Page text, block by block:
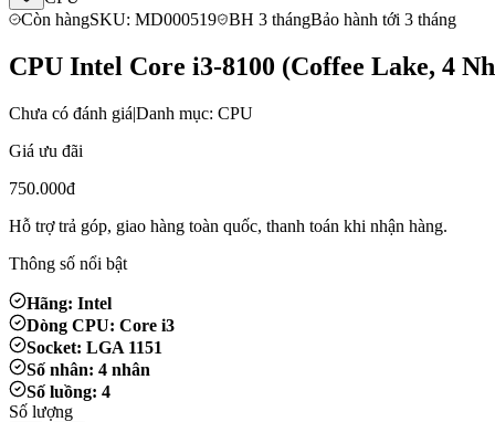
Còn hàngSKU: MD000519 BH 3 thángBảo hành tới 3 tháng
CPU Intel Core i3-8100 (Coffee Lake, 4
Chưa có đánh giá|Danh mục: CPU
Giá ưu đãi
750.000đ
Hỗ trợ trả góp, giao hàng toàn quốc, thanh toán khi nhận hàng.
Thông số nổi bật
Hãng: Intel
Dòng CPU: Core i3
Socket: LGA 1151
Số nhân: 4 nhân
Số luồng: 4
Số lượng